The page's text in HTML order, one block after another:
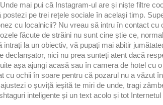
mai pui că Instagram-ul are și niște filtre
postezi pe trei rețele sociale în același timp.
cu localnicii? Nu vreau să intru în contact cu
făcute de străini nu sunt cine știe ce,
la un obiectiv, vă pupați mai abitir
nici nu prea sunteți atent dacă
așa ajungi acasă sau în camera de hotel cu
cu ochii în soare pentru că pozarul nu a văzut
o șuviță ieșită te miri de unde, tragi
inteligente și un text acolo și tot